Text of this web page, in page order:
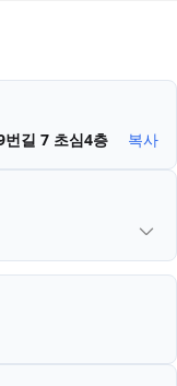
번길 7 초심4층 복사